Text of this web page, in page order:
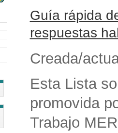
Guía rápida
respuestas
Creada/
Esta Lista
promovida
Trabajo